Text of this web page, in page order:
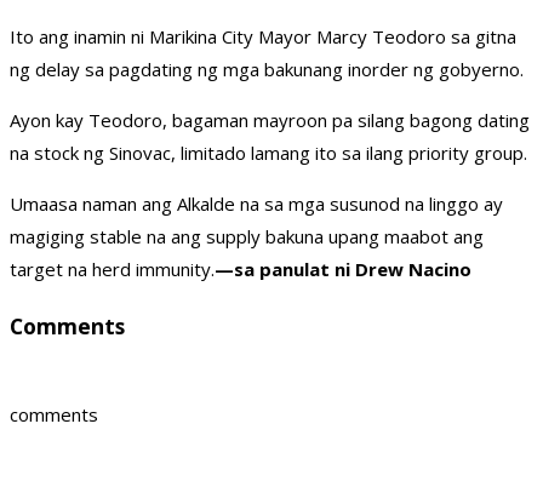
Ito ang inamin ni Marikina City Mayor Marcy Teodoro sa gitna
ng delay sa pagdating ng mga bakunang inorder ng gobyerno.
Ayon kay Teodoro, bagaman mayroon pa silang bagong dating
na stock ng Sinovac, limitado lamang ito sa ilang priority group.
Umaasa naman ang Alkalde na sa mga susunod na linggo ay
magiging stable na ang supply bakuna upang maabot ang
target na herd immunity.—sa panulat ni Drew Nacino
Comments
comments